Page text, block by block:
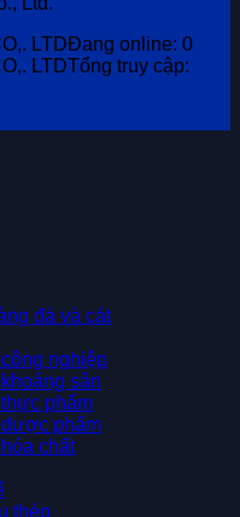
Đang online: 0
Tổng truy cập:
đá và cát
nghiệp
sản
phẩm
phẩm
chất
thép